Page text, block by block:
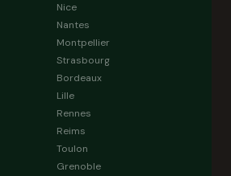
Nice
Nantes
Montpellier
Strasbourg
Bordeaux
Lille
Rennes
Reims
Toulon
Grenoble